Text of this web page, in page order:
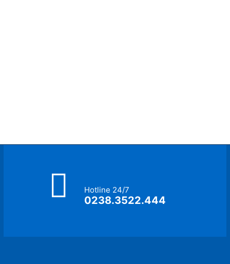
Hotline 24/7
0238.3522.444